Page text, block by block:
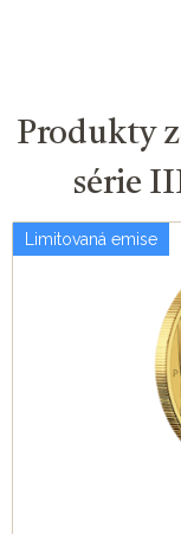
Produkty
série
Limitovaná emise